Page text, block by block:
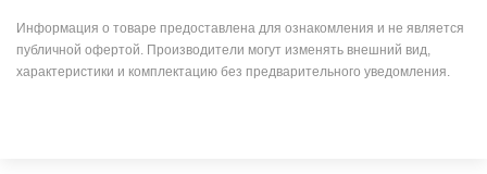
Информация о товаре предоставлена для ознакомления и не является
публичной офертой. Производители могут изменять внешний вид,
характеристики и комплектацию без предварительного уведомления.